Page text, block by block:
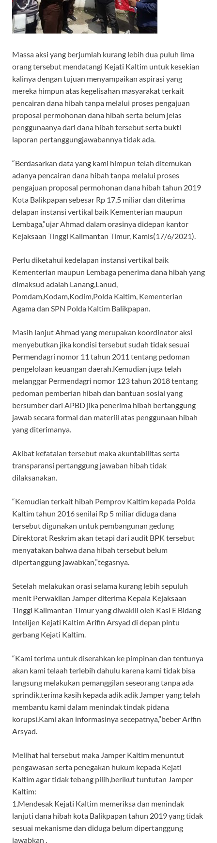
Massa aksi yang berjumlah kurang lebih dua puluh lima
orang tersebut mendatangi Kejati Kaltim untuk kesekian
kalinya dengan tujuan menyampaikan aspirasi yang
mereka himpun atas kegelisahan masyarakat terkait
pencairan dana hibah tanpa melalui proses pengajuan
proposal permohonan dana hibah serta belum jelas
penggunaanya dari dana hibah tersebut serta bukti
laporan pertanggungjawabannya tidak ada.
“Berdasarkan data yang kami himpun telah ditemukan
adanya pencairan dana hibah tanpa melalui proses
pengajuan proposal permohonan dana hibah tahun 2019
Kota Balikpapan sebesar Rp 17,5 miliar dan diterima
delapan instansi vertikal baik Kementerian maupun
Lembaga,”ujar Ahmad dalam orasinya didepan kantor
Kejaksaan Tinggi Kalimantan Timur, Kamis(17/6/2021).
Perlu diketahui kedelapan instansi vertikal baik
Kementerian maupun Lembaga penerima dana hibah yang
dimaksud adalah Lanang,Lanud,
Pomdam,Kodam,Kodim,Polda Kaltim, Kementerian
Agama dan SPN Polda Kaltim Balikpapan.
Masih lanjut Ahmad yang merupakan koordinator aksi
menyebutkan jika kondisi tersebut sudah tidak sesuai
Permendagri nomor 11 tahun 2011 tentang pedoman
pengelolaan keuangan daerah.Kemudian juga telah
melanggar Permendagri nomor 123 tahun 2018 tentang
pedoman pemberian hibah dan bantuan sosial yang
bersumber dari APBD jika penerima hibah bertanggung
jawab secara formal dan materiil atas penggunaan hibah
yang diterimanya.
Akibat kefatalan tersebut maka akuntabilitas serta
transparansi pertanggung jawaban hibah tidak
dilaksanakan.
“Kemudian terkait hibah Pemprov Kaltim kepada Polda
Kaltim tahun 2016 senilai Rp 5 miliar diduga dana
tersebut digunakan untuk pembangunan gedung
Direktorat Reskrim akan tetapi dari audit BPK tersebut
menyatakan bahwa dana hibah tersebut belum
dipertanggung jawabkan,”tegasnya.
Setelah melakukan orasi selama kurang lebih sepuluh
menit Perwakilan Jamper diterima Kepala Kejaksaan
Tinggi Kalimantan Timur yang diwakili oleh Kasi E Bidang
Intelijen Kejati Kaltim Arifin Arsyad di depan pintu
gerbang Kejati Kaltim.
“Kami terima untuk diserahkan ke pimpinan dan tentunya
akan kami telaah terlebih dahulu karena kami tidak bisa
langsung melakukan pemanggilan seseorang tanpa ada
sprindik,terima kasih kepada adik adik Jamper yang telah
membantu kami dalam menindak tindak pidana
korupsi.Kami akan informasinya secepatnya,”beber Arifin
Arsyad.
Melihat hal tersebut maka Jamper Kaltim menuntut
pengawasan serta penegakan hukum kepada Kejati
Kaltim agar tidak tebang pilih,berikut tuntutan Jamper
Kaltim:
1.Mendesak Kejati Kaltim memeriksa dan menindak
lanjuti dana hibah kota Balikpapan tahun 2019 yang tidak
sesuai mekanisme dan diduga belum dipertanggung
jawabkan .